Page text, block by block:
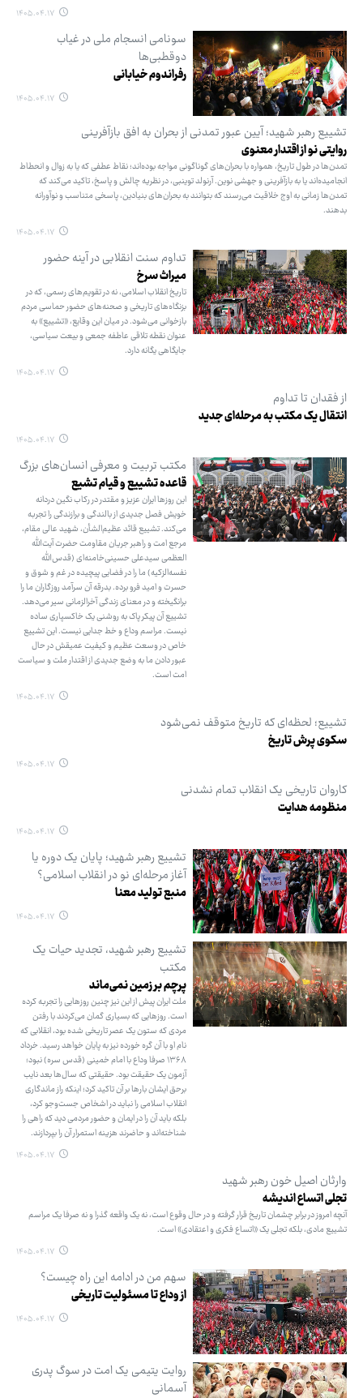
۱۴۰۵.۰۴.۱۷
سونامی انسجام ملی در غیاب
دوقطبی‌ها
رفراندوم خیابانی
۱۴۰۵.۰۴.۱۷
تشییع رهبر شهید؛ آیین عبور تمدنی از بحران به افق بازآفرینی
روایتی نو از اقتدار معنوی
تمدن‌ها در طول تاریخ، همواره با بحران‌های گوناگونی مواجه بوده‌اند؛ نقاط عطفی که یا به زوال و انحطاط
انجامیده‌اند یا به بازآفرینی و جهشی نوین. آرنولد توینبی، در نظریه چالش و پاسخ، تاکید می‌کند که
تمدن‌ها زمانی به اوج خلاقیت می‌رسند که بتوانند به بحران‌های بنیادین، پاسخی متناسب و نوآورانه
بدهند.
۱۴۰۵.۰۴.۱۷
تداوم سنت انقلابی در آینه حضور
میراث سرخ
تاریخ انقلاب اسلامی، نه در تقویم‌های رسمی، که در
بزنگاه‌های تاریخی و صحنه‌های حضور حماسی مردم
بازخوانی می‌شود. در میان این وقایع، «تشییع» به
عنوان نقطه تلاقی عاطفه جمعی و بیعت سیاسی،
جایگاهی یگانه دارد.
۱۴۰۵.۰۴.۱۷
از فقدان تا تداوم
انتقال یک مکتب به مرحله‌ای جدید
۱۴۰۵.۰۴.۱۷
مکتب تربیت و معرفی انسان‌های بزرگ
قاعده تشییع و قیام تشیع
این روزها ایران عزیز و مقتدر در رکاب نگین دردانه
خویش فصل جدیدی از بالندگی و برازندگی را تجربه
می‌کند. تشییع قائد عظیم‌الشأن، شهید عالی مقام،
مرجع امت و راهبر جریان مقاومت حضرت آیت‌الله
العظمی سیدعلی حسینی‌خامنه‌ای (قدس‌الله
نفسه‌الزکیه) ما را در فضایی پیچیده در غم و شوق و
حسرت و امید فرو برده. بدرقه آن سرآمد روزگاران ما را
برانگیخته و در معنای زندگی آخرالزمانی سیر می‌دهد.
تشییع آن پیکر پاک به روشنی یک خاکسپاری ساده
نیست. مراسم وداع و خط جدایی نیست. این تشییع
خاص در وسعت عظیم و کیفیت عمیقش در حال
عبور دادن ما به وضع جدیدی از اقتدار ملت و سیاست
امت است.
۱۴۰۵.۰۴.۱۷
تشییع؛ لحظه‌ای که تاریخ متوقف نمی‌شود
سکوی پرش تاریخ
۱۴۰۵.۰۴.۱۷
کاروان تاریخی یک انقلاب تمام نشدنی
منظومه هدایت
۱۴۰۵.۰۴.۱۷
تشییع رهبر شهید؛ پایان یک دوره یا
آغاز مرحله‌ای نو در انقلاب اسلامی؟
منبع تولید معنا
۱۴۰۵.۰۴.۱۷
تشییع رهبر شهید، تجدید حیات یک
مکتب
پرچم بر زمین نمی‌ماند
ملت ایران پیش از این نیز چنین روزهایی را تجربه کرده
است. روزهایی که بسیاری گمان می‌کردند با رفتن
مردی که ستون یک عصر تاریخی شده بود، انقلابی که
نام او با آن گره خورده نیز به پایان خواهد رسید. خرداد
۱۳۶۸ صرفا وداع با امام خمینی (قدس سره) نبود؛
آزمون یک حقیقت بود. حقیقتی که سال‌ها بعد نایب
برحق ایشان بارها بر آن تاکید کرد؛ اینکه راز ماندگاری
انقلاب اسلامی را نباید در اشخاص جست‌وجو کرد،
بلکه باید آن را در ایمان و حضور مردمی دید که راهی را
شناخته‌اند و حاضرند هزینه استمرار آن را بپردازند.
۱۴۰۵.۰۴.۱۷
وارثان اصیل خون رهبر شهید
تجلی اتساع اندیشه
آنچه امروز در برابر چشمان تاریخ قرار گرفته و در حال وقوع است، نه یک واقعه گذرا و نه صرفا یک مراسم
تشییع مادی، بلکه تجلی یک «اتساع فکری و اعتقادی» است.
۱۴۰۵.۰۴.۱۷
سهم من در ادامه این راه چیست؟
از وداع تا مسئولیت تاریخی
۱۴۰۵.۰۴.۱۷
روایت یتیمی یک امت در سوگ پدری
آسمانی